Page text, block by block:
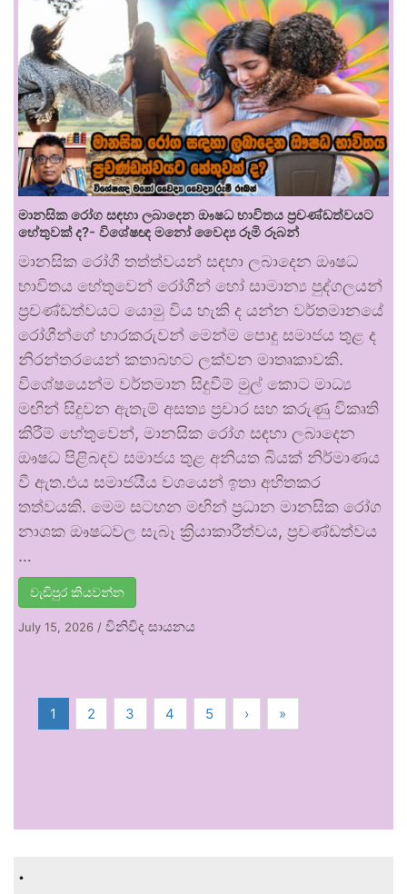
මානසික රෝග සඳහා ලබාදෙන ඖෂධ භාවිතය ප්‍රචණ්ඩත්වයට
හේතුවක් ද?- විශේෂඥ මනෝ වෛද්‍ය රූමි රූබන්
මානසික රෝගී තත්ත්වයන් සඳහා ලබාදෙන ඖෂධ
භාවිතය හේතුවෙන් රෝගීන් හෝ සාමාන්‍ය පුද්ගලයන්
ප්‍රචණ්ඩත්වයට යොමු විය හැකි ද යන්න වර්තමානයේ
රෝගීන්ගේ භාරකරුවන් මෙන්ම පොදු සමාජය තුළ ද
නිරන්තරයෙන් කතාබහට ලක්වන මාතෘකාවකි.
විශේෂයෙන්ම වර්තමාන සිදුවීම් මුල් කොට මාධ්‍ය
මඟින් සිදුවන ඇතැම් අසත්‍ය ප්‍රචාර සහ කරුණු විකෘති
කිරීම් හේතුවෙන්, මානසික රෝග සඳහා ලබාදෙන
ඖෂධ පිළිබඳව සමාජය තුළ අනියත බියක් නිර්මාණය
වී ඇත.එය සමාජයීය වශයෙන් ඉතා අහිතකර
තත්වයකි. මෙම සටහන මඟින් ප්‍රධාන මානසික රෝග
නාශක ඖෂධවල සැබෑ ක්‍රියාකාරීත්වය, ප්‍රචණ්ඩත්වය
…
වැඩිපුර කියවන්න
July 15, 2026 / විනිවිද සායනය
1 2 3 4 5 › »
.